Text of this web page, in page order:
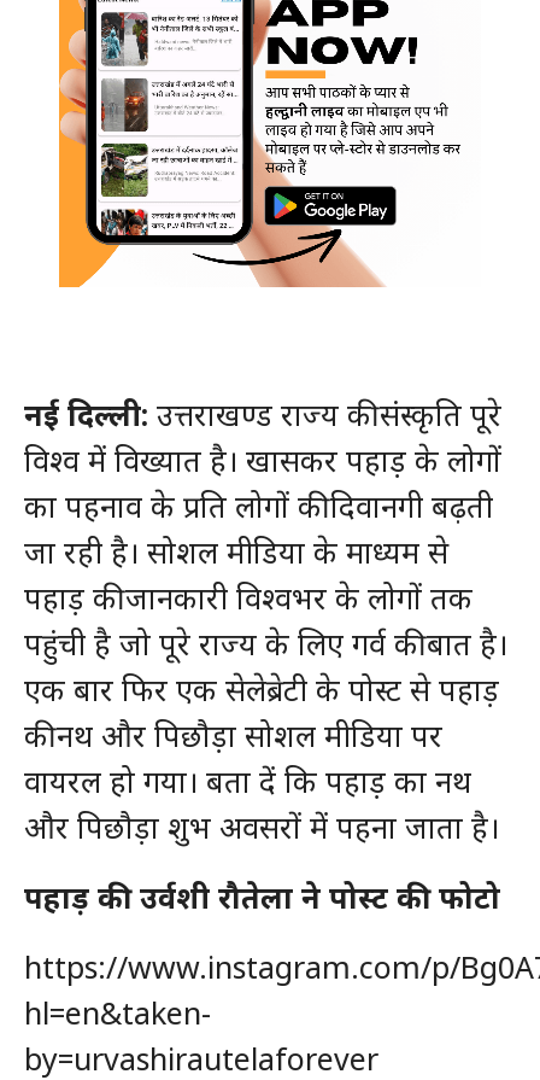
नई दिल्ली: उत्तराखण्ड राज्य की संस्कृति पूरे
विश्व में विख्यात है। खासकर पहाड़ के लोगों
का पहनाव के प्रति लोगों की दिवानगी बढ़ती
जा रही है। सोशल मीडिया के माध्यम से
पहाड़ की जानकारी विश्वभर के लोगों तक
पहुंची है जो पूरे राज्य के लिए गर्व की बात है।
एक बार फिर एक सेलेब्रेटी के पोस्ट से पहाड़
की नथ और पिछौड़ा सोशल मीडिया पर
वायरल हो गया। बता दें कि पहाड़ का नथ
और पिछौड़ा शुभ अवसरों में पहना जाता है।
पहाड़ की उर्वशी रौतेला ने पोस्ट की फोटो
https://www.instagram.com/p/
hl=en&taken-
by=urvashirautelaforever